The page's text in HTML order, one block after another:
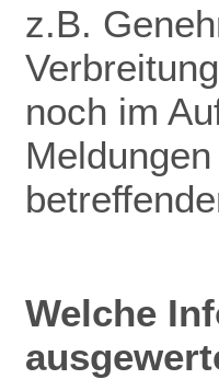
z.B.
noch im
Welche